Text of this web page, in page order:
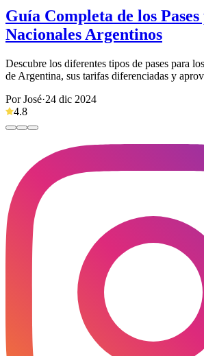
Guía Completa de los
Nacionales Argentinos
Descubre los diferentes tipos de pases para
de Argentina, sus tarifas diferenciadas y
Por José·24 dic 2024
4.8